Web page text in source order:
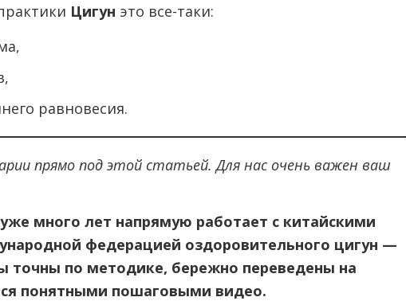
Цигун это все-таки:
равновесия.
прямо под этой статьей. Для нас очень важен ваш
много лет напрямую работает с китайскими
федерацией оздоровительного цигун —
точны по методике, бережно переведены на
понятными пошаговыми видео.